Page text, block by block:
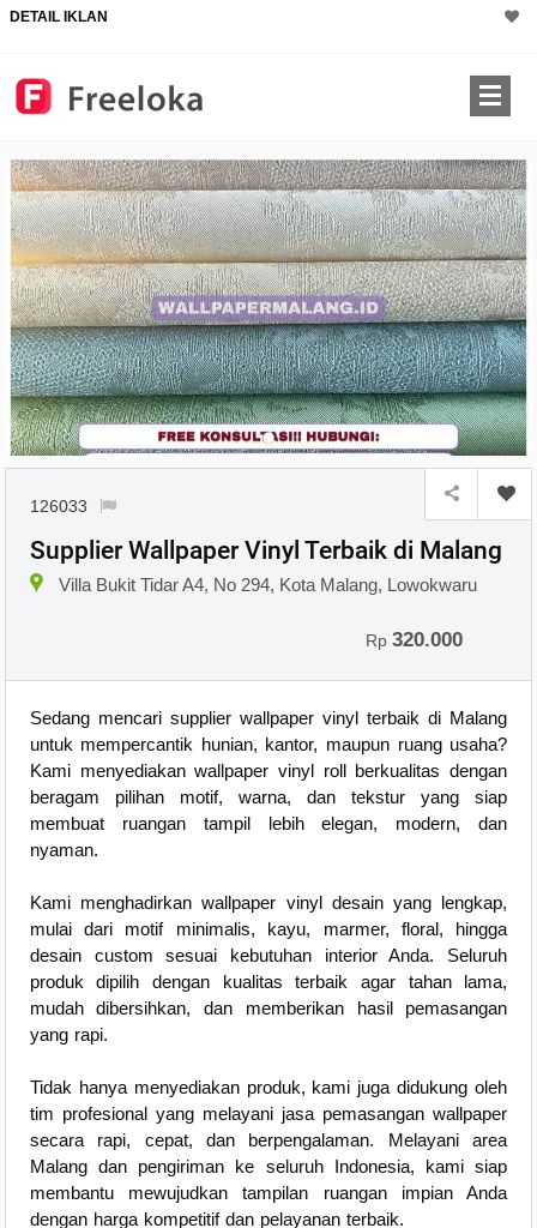
DETAIL IKLAN
126033
Supplier Wallpaper Vinyl Terbaik di Malang
Villa Bukit Tidar A4, No 294, Kota Malang, Lowokwaru
Rp320.000
Sedang mencari supplier wallpaper vinyl terbaik di Malang
untuk mempercantik hunian, kantor, maupun ruang usaha?
Kami menyediakan wallpaper vinyl roll berkualitas dengan
beragam pilihan motif, warna, dan tekstur yang siap
membuat ruangan tampil lebih elegan, modern, dan
nyaman.
Kami menghadirkan wallpaper vinyl desain yang lengkap,
mulai dari motif minimalis, kayu, marmer, floral, hingga
desain custom sesuai kebutuhan interior Anda. Seluruh
produk dipilih dengan kualitas terbaik agar tahan lama,
mudah dibersihkan, dan memberikan hasil pemasangan
yang rapi.
Tidak hanya menyediakan produk, kami juga didukung oleh
tim profesional yang melayani jasa pemasangan wallpaper
secara rapi, cepat, dan berpengalaman. Melayani area
Malang dan pengiriman ke seluruh Indonesia, kami siap
membantu mewujudkan tampilan ruangan impian Anda
dengan harga kompetitif dan pelayanan terbaik.